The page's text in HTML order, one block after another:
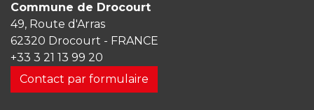
Commune de Drocourt
49, Route d'Arras
62320 Drocourt - FRANCE
+33 3 21 13 99 20
Contact par formulaire